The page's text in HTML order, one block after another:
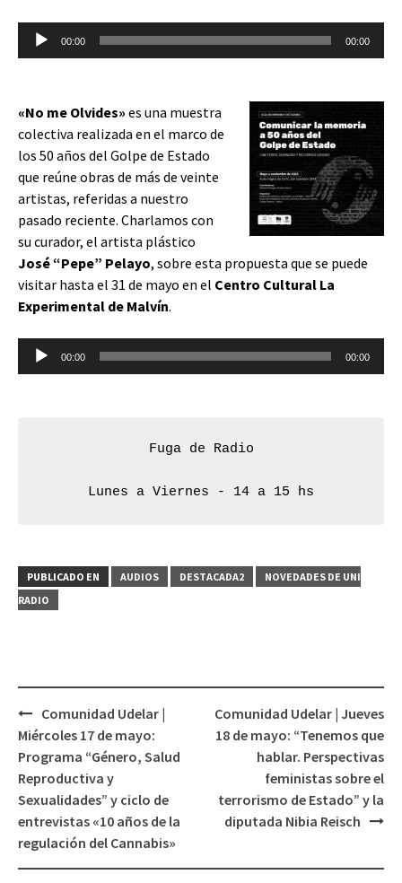
Reproductor
00:00 00:00
«No me Olvides» es una muestra
colectiva realizada en el marco de
los 50 años del Golpe de Estado
que reúne obras de más de veinte
artistas, referidas a nuestro
pasado reciente. Charlamos con
su curador, el artista plástico
José “Pepe” Pelayo, sobre esta propuesta que se puede
visitar hasta el 31 de mayo en el Centro Cultural La
Experimental de Malvín.
Reproductor
00:00 00:00
Fuga de Radio
Lunes a Viernes - 14 a 15 hs
PUBLICADO EN AUDIOS DESTACADA2
NOVEDADES DE UNI
RADIO
Navegación
de
entradas
Comunidad Udelar |
Miércoles 17 de mayo:
Programa “Género, Salud
Reproductiva y
Sexualidades” y ciclo de
entrevistas «10 años de la
regulación del Cannabis»
Comunidad Udelar | Jueves
18 de mayo: “Tenemos que
hablar. Perspectivas
feministas sobre el
terrorismo de Estado” y la
diputada Nibia Reisch